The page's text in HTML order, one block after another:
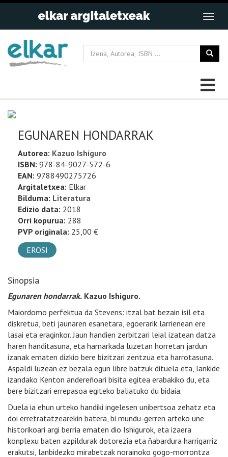
EGUNAREN HONDARRAK
Autorea: Kazuo Ishiguro
ISBN: 978-84-9027-572-6
EAN: 9788490275726
Argitaletxea: Elkar
Bilduma: Literatura
Edizio data: 2018
Orri kopurua: 288
PVP originala: 25,00 €
EROSI
Sinopsia
Egunaren hondarrak. Kazuo Ishiguro.
Maiordomo perfektua da Stevens: itzal bat bezain isil eta
diskretua, beti jaunaren esanetara, egoerarik larrienean ere
lasai eta eraginkor. Jaun handien zerbitzari leial izatean datza
haren handitasuna, eta hamarkada luzetan horretan jardun
izanak ematen dizkio bere bizitzari zentzua eta harrotasuna.
Aspaldi luzean ez bezala egun libre batzuk dituela eta, lankide
izandako Kenton andereñoari bisita egitea erabakiko du, eta
bere bizitzari errepasoa egiteko baliatuko du bidaia.
Duela ia ehun urteko handiki ingelesen unibertsoa zehatz eta
doi erretratatzearekin batera, bi mundu-gerren arteko une
historikoari argi berria ematen dio Ishigurok, eta izaera
konplexu baten azpildurak dotorezia eta ñabardura harrigarriz
erakutsi, lanbidezko mirabetzak norainoko gogo-morrontza